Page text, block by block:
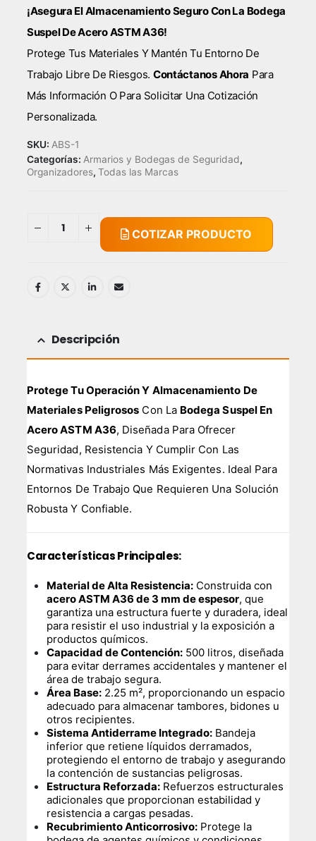
¡Asegura El Almacenamiento Seguro Con La Bodega
Suspel De Acero ASTM A36!
Protege Tus Materiales Y Mantén Tu Entorno De
Trabajo Libre De Riesgos. Contáctanos Ahora Para
Más Información O Para Solicitar Una Cotización
Personalizada.
SKU: ABS-1
Categorías: Armarios y Bodegas de Seguridad,
Organizadores, Todas las Marcas
COTIZAR PRODUCTO
Descripción
Protege Tu Operación Y Almacenamiento De
Materiales Peligrosos Con La Bodega Suspel En
Acero ASTM A36, Diseñada Para Ofrecer
Seguridad, Resistencia Y Cumplir Con Las
Normativas Industriales Más Exigentes. Ideal Para
Entornos De Trabajo Que Requieren Una Solución
Robusta Y Confiable.
Características Principales:
Material de Alta Resistencia: Construida con
acero ASTM A36 de 3 mm de espesor, que
garantiza una estructura fuerte y duradera, ideal
para resistir el uso industrial y la exposición a
productos químicos.
Capacidad de Contención: 500 litros, diseñada
para evitar derrames accidentales y mantener el
área de trabajo segura.
Área Base: 2.25 m², proporcionando un espacio
adecuado para almacenar tambores, bidones u
otros recipientes.
Sistema Antiderrame Integrado: Bandeja
inferior que retiene líquidos derramados,
protegiendo el entorno de trabajo y asegurando
la contención de sustancias peligrosas.
Estructura Reforzada: Refuerzos estructurales
adicionales que proporcionan estabilidad y
resistencia a cargas pesadas.
Recubrimiento Anticorrosivo: Protege la